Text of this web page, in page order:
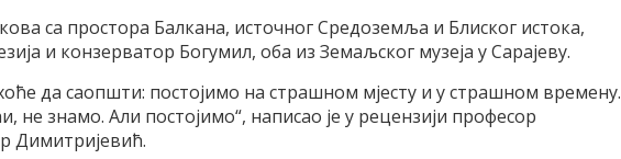
са простора Балкана, источног Средоземља и Блиског истока,
и конзерватор Богумил, оба из Земаљског музеја у Сарајеву.
да саопшти: постојимо на страшном мјесту и у страшном времену.
не знамо. Али постојимо“, написао је у рецензији професор
Димитријевић.